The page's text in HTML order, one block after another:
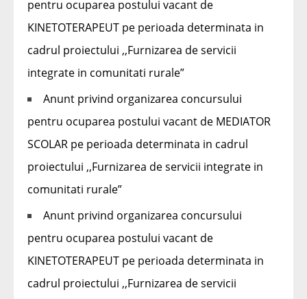
pentru ocuparea postului vacant de
KINETOTERAPEUT pe perioada determinata in
cadrul proiectului ,,Furnizarea de servicii
integrate in comunitati rurale”
Anunt privind organizarea concursului
pentru ocuparea postului vacant de MEDIATOR
SCOLAR pe perioada determinata in cadrul
proiectului ,,Furnizarea de servicii integrate in
comunitati rurale”
Anunt privind organizarea concursului
pentru ocuparea postului vacant de
KINETOTERAPEUT pe perioada determinata in
cadrul proiectului ,,Furnizarea de servicii